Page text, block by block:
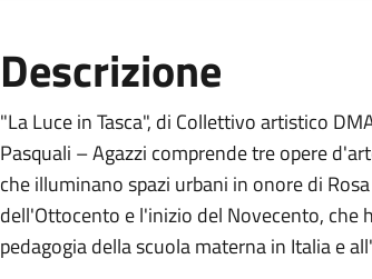
Descrizione
"La Luce in Tasca", di Collettivo artistico
Pasquali – Agazzi comprende tre opere
che illuminano spazi urbani in onore di
dell'Ottocento e l'inizio del Novecento,
pedagogia della scuola materna in Italia e